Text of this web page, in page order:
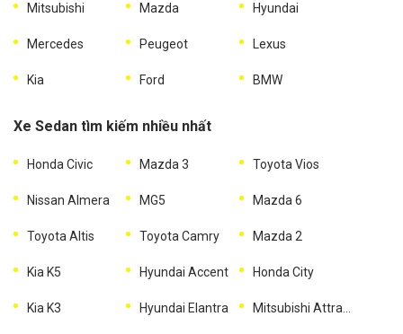
Mitsubishi Mazda Hyundai
Mercedes Peugeot Lexus
Kia Ford BMW
Xe Sedan tìm kiếm nhiều nhất
Honda Civic Mazda 3 Toyota Vios
Nissan Almera MG5 Mazda 6
Toyota Altis Toyota Camry Mazda 2
Kia K5 Hyundai Accent Honda City
Kia K3 Hyundai Elantra